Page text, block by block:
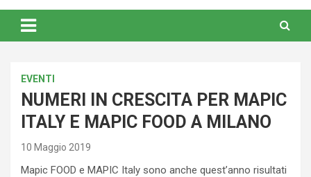
By Internews
internazionale
EVENTI
NUMERI IN CRESCITA PER MAPIC
ITALY E MAPIC FOOD A MILANO
10 Maggio 2019
Mapic FOOD e MAPIC Italy sono anche quest’anno risultati